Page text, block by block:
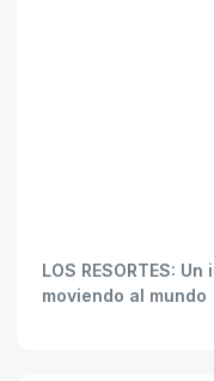
LOS RESORTES:
moviendo al mundo